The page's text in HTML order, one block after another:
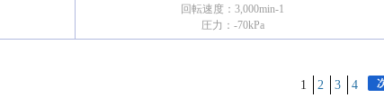
回転速度：3,000min-1
圧力：-70kPa
1 2 3 4